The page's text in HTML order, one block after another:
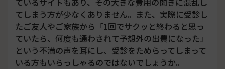
てしまう方が少なくありません。また、実際に受診し
たご友人やご家族から「1回でサクッと終わると思っ
ていたら、何度も通わされて予想外の出費になった」
という不満の声を耳にし、受診をためらってしまって
いる方もいらっしゃるのではないでしょうか。